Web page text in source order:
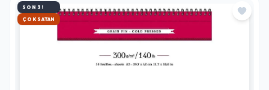
SON 3!
HIZLI KARGO